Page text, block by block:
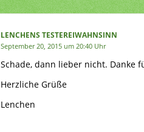
LENCHENS TESTEREIWAHNSINN
September 20, 2015 um 20:40 Uhr
Schade, dann lieber nicht. Danke
Herzliche Grüße
Lenchen